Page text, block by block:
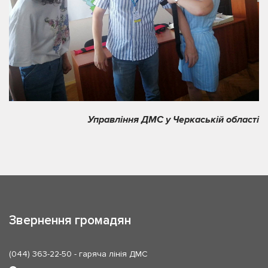
Управління ДМС у Черкаській області
Звернення громадян
(044) 363-22-50 - гаряча лінія ДМС